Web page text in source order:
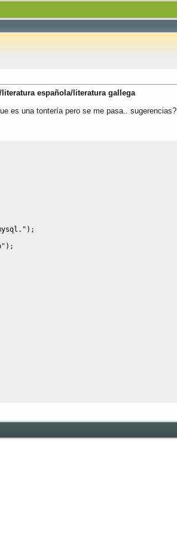
literatura española/literatura gallega
es una tontería pero se me pasa.. sugerencias?
) ;
) ;